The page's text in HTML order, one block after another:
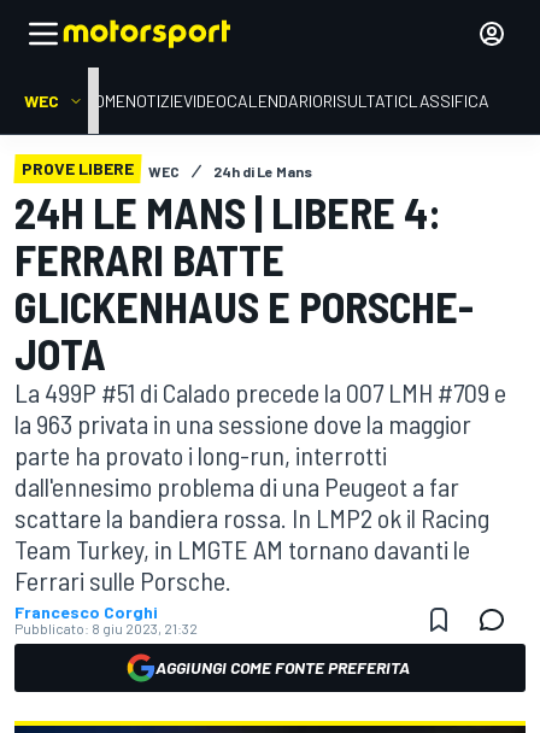
WEC HOMENOTIZIEVIDEOCALENDARIORISULTATICLASSIFICA
PROVE LIBERE WEC 24h di Le Mans
24H LE MANS | LIBERE 4:
FERRARI BATTE
GLICKENHAUS E PORSCHE-
JOTA
La 499P #51 di Calado precede la 007 LMH #709 e
la 963 privata in una sessione dove la maggior
parte ha provato i long-run, interrotti
dall'ennesimo problema di una Peugeot a far
scattare la bandiera rossa. In LMP2 ok il Racing
Team Turkey, in LMGTE AM tornano davanti le
Ferrari sulle Porsche.
Francesco Corghi
Pubblicato: 8 giu 2023, 21:32
AGGIUNGI COME FONTE PREFERITA